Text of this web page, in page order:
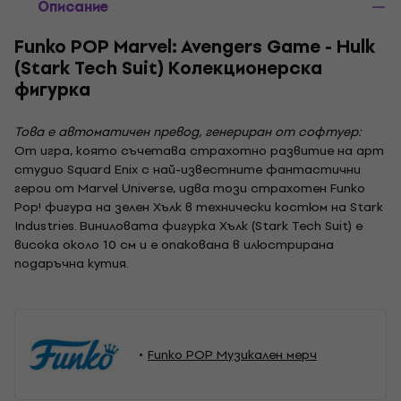
Описание
Funko POP Marvel: Avengers Game - Hulk
(Stark Tech Suit) Колекционерска
фигурка
Това е автоматичен превод, генериран от софтуер:
От игра, която съчетава страхотно развитие на арт
студио Squard Enix с най-известните фантастични
герои от Marvel Universe, идва този страхотен Funko
Pop! фигура на зелен Хълк в технически костюм на Stark
Industries. Виниловата фигурка Хълк (Stark Tech Suit) е
висока около 10 см и е опакована в илюстрирана
подаръчна кутия.
Funko POP Музикален мерч